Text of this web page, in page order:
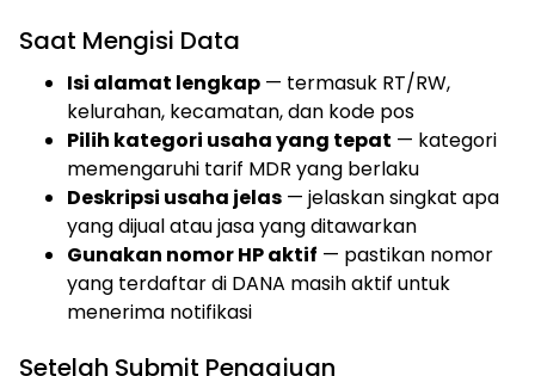
Saat Mengisi Data
Isi alamat lengkap — termasuk RT/RW,
kelurahan, kecamatan, dan kode pos
Pilih kategori usaha yang tepat — kategori
memengaruhi tarif MDR yang berlaku
Deskripsi usaha jelas — jelaskan singkat apa
yang dijual atau jasa yang ditawarkan
Gunakan nomor HP aktif — pastikan nomor
yang terdaftar di DANA masih aktif untuk
menerima notifikasi
Setelah Submit Pengajuan